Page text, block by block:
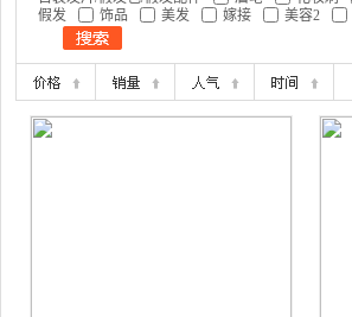
假发
饰品 美发 嫁接 美容2